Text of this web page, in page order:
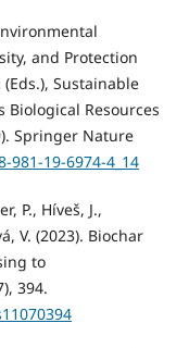
and Protection
Sustainable
Biological Resources
Springer Nature
19-6974-4_14
P., Híveš, J.,
V. (2023). Biochar
to
394.